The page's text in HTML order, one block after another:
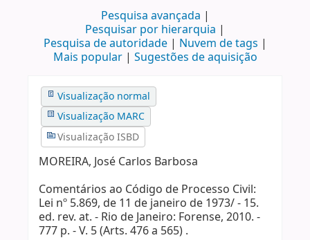
Pesquisa avançada
Pesquisar por hierarquia
Pesquisa de autoridade
Nuvem de tags
Mais popular
Sugestões de aquisição
Visualização normal
Visualização MARC
Visualização ISBD
MOREIRA, José Carlos Barbosa
Comentários ao Código de Processo Civil:
Lei nº 5.869, de 11 de janeiro de 1973/ - 15.
ed. rev. at. - Rio de Janeiro: Forense, 2010. -
777 p. - V. 5 (Arts. 476 a 565) .